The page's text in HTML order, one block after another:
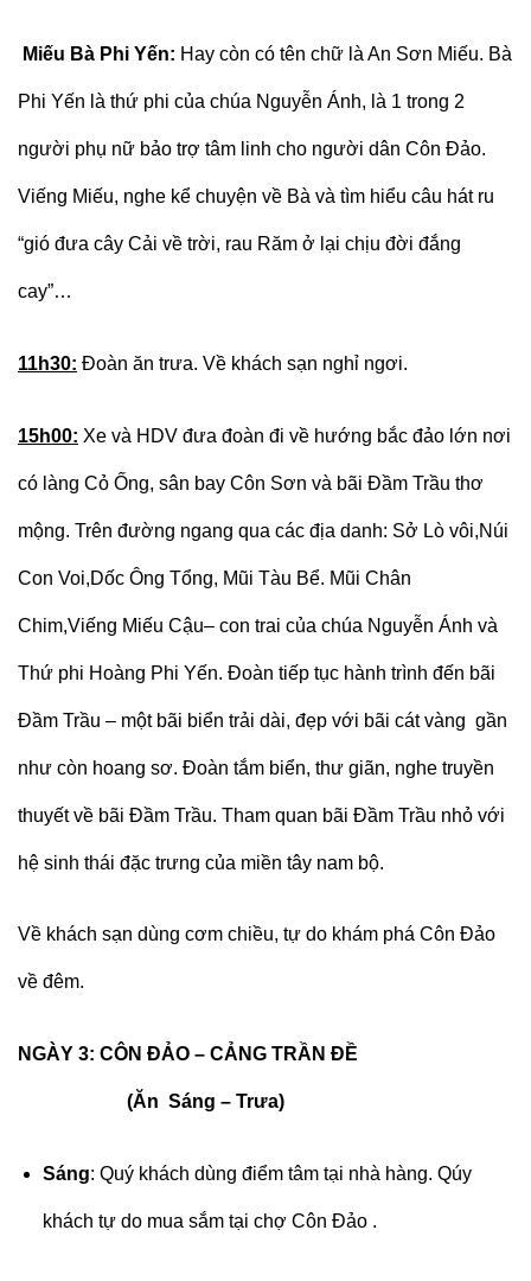
Miếu Bà Phi Yến: Hay còn có tên chữ là An Sơn Miếu. Bà
Phi Yến là thứ phi của chúa Nguyễn Ánh, là 1 trong 2
người phụ nữ bảo trợ tâm linh cho người dân Côn Đảo.
Viếng Miếu, nghe kể chuyện về Bà và tìm hiểu câu hát ru
“gió đưa cây Cải về trời, rau Răm ở lại chịu đời đắng
cay”…
11h30: Đoàn ăn trưa. Về khách sạn nghỉ ngơi.
15h00: Xe và HDV đưa đoàn đi về hướng bắc đảo lớn nơi
có làng Cỏ Ống, sân bay Côn Sơn và bãi Đầm Trầu thơ
mộng. Trên đường ngang qua các địa danh: Sở Lò vôi,Núi
Con Voi,Dốc Ông Tổng, Mũi Tàu Bể. Mũi Chân
Chim,Viếng Miếu Cậu– con trai của chúa Nguyễn Ánh và
Thứ phi Hoàng Phi Yến. Đoàn tiếp tục hành trình đến bãi
Đầm Trầu – một bãi biển trải dài, đẹp với bãi cát vàng gần
như còn hoang sơ. Đoàn tắm biển, thư giãn, nghe truyền
thuyết về bãi Đầm Trầu. Tham quan bãi Đầm Trầu nhỏ với
hệ sinh thái đặc trưng của miền tây nam bộ.
Về khách sạn dùng cơm chiều, tự do khám phá Côn Đảo
về đêm.
NGÀY 3: CÔN ĐẢO – CẢNG TRẦN ĐỀ
(Ăn Sáng – Trưa)
Sáng: Quý khách dùng điểm tâm tại nhà hàng. Qúy
khách tự do mua sắm tại chợ Côn Đảo .